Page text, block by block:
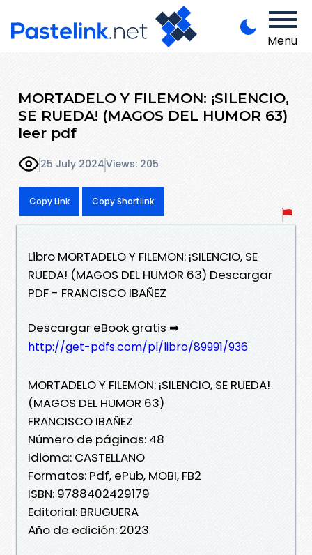
Menu
MORTADELO Y FILEMON: ¡SILENCIO,
SE RUEDA! (MAGOS DEL HUMOR 63)
leer pdf
25 July 2024Views: 205
Copy Link Copy Shortlink
Libro MORTADELO Y FILEMON: ¡SILENCIO, SE
RUEDA! (MAGOS DEL HUMOR 63) Descargar
PDF - FRANCISCO IBAÑEZ
Descargar eBook gratis ➡
http://get-pdfs.com/pl/libro/89991/936
MORTADELO Y FILEMON: ¡SILENCIO, SE RUEDA!
(MAGOS DEL HUMOR 63)
FRANCISCO IBAÑEZ
Número de páginas: 48
Idioma: CASTELLANO
Formatos: Pdf, ePub, MOBI, FB2
ISBN: 9788402429179
Editorial: BRUGUERA
Año de edición: 2023